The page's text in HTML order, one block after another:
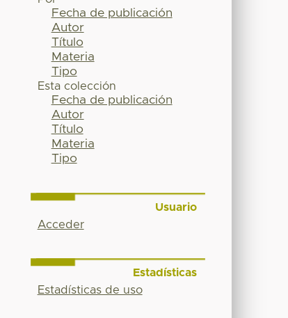
Fecha de publicación
Autor
Título
Materia
Tipo
Esta colección
Fecha de publicación
Autor
Título
Materia
Tipo
Usuario
Acceder
Estadísticas
Estadísticas de uso